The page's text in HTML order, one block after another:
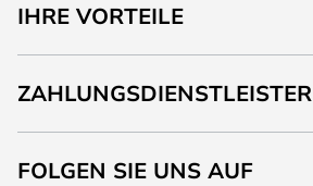
IHRE VORTEILE
ZAHLUNGSDIENSTLEISTER
FOLGEN SIE UNS AUF